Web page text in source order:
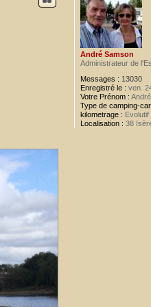
André Samson
Administrateur de
Messages : 13030
Enregistré le : ven.
Votre Prénom : André
Type de camping-
kilometrage : Evolutif
Localisation : 38